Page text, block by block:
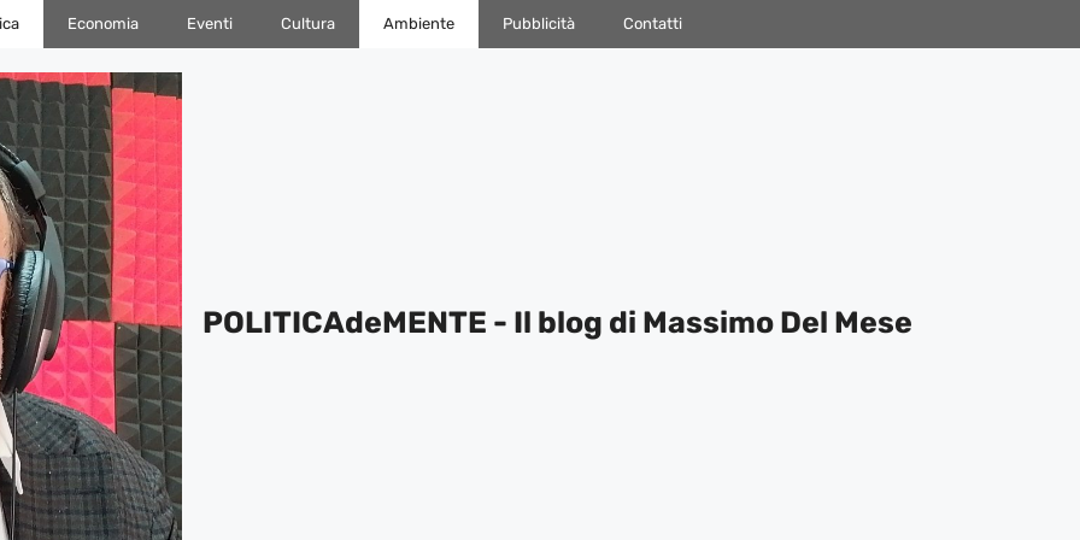
Economia Eventi Cultura Ambiente Pubblicità Contatti
POLITICAdeMENTE - Il blog di Massimo Del Mese